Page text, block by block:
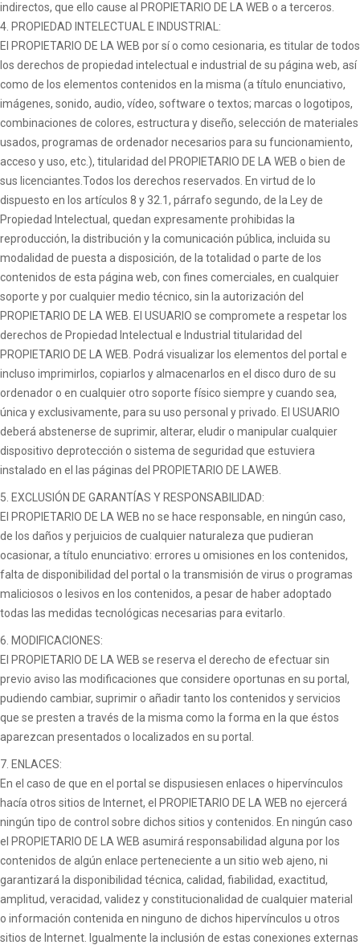
indirectos, que ello cause al PROPIETARIO DE LA WEB o a terceros.
4. PROPIEDAD INTELECTUAL E INDUSTRIAL:
El PROPIETARIO DE LA WEB por sí o como cesionaria, es titular de todos
los derechos de propiedad intelectual e industrial de su página web, así
como de los elementos contenidos en la misma (a título enunciativo,
imágenes, sonido, audio, vídeo, software o textos; marcas o logotipos,
combinaciones de colores, estructura y diseño, selección de materiales
usados, programas de ordenador necesarios para su funcionamiento,
acceso y uso, etc.), titularidad del PROPIETARIO DE LA WEB o bien de
sus licenciantes.Todos los derechos reservados. En virtud de lo
dispuesto en los artículos 8 y 32.1, párrafo segundo, de la Ley de
Propiedad Intelectual, quedan expresamente prohibidas la
reproducción, la distribución y la comunicación pública, incluida su
modalidad de puesta a disposición, de la totalidad o parte de los
contenidos de esta página web, con fines comerciales, en cualquier
soporte y por cualquier medio técnico, sin la autorización del
PROPIETARIO DE LA WEB. El USUARIO se compromete a respetar los
derechos de Propiedad Intelectual e Industrial titularidad del
PROPIETARIO DE LA WEB. Podrá visualizar los elementos del portal e
incluso imprimirlos, copiarlos y almacenarlos en el disco duro de su
ordenador o en cualquier otro soporte físico siempre y cuando sea,
única y exclusivamente, para su uso personal y privado. El USUARIO
deberá abstenerse de suprimir, alterar, eludir o manipular cualquier
dispositivo deprotección o sistema de seguridad que estuviera
instalado en el las páginas del PROPIETARIO DE LAWEB.
5. EXCLUSIÓN DE GARANTÍAS Y RESPONSABILIDAD:
El PROPIETARIO DE LA WEB no se hace responsable, en ningún caso,
de los daños y perjuicios de cualquier naturaleza que pudieran
ocasionar, a título enunciativo: errores u omisiones en los contenidos,
falta de disponibilidad del portal o la transmisión de virus o programas
maliciosos o lesivos en los contenidos, a pesar de haber adoptado
todas las medidas tecnológicas necesarias para evitarlo.
6. MODIFICACIONES:
El PROPIETARIO DE LA WEB se reserva el derecho de efectuar sin
previo aviso las modificaciones que considere oportunas en su portal,
pudiendo cambiar, suprimir o añadir tanto los contenidos y servicios
que se presten a través de la misma como la forma en la que éstos
aparezcan presentados o localizados en su portal.
7. ENLACES:
En el caso de que en el portal se dispusiesen enlaces o hipervínculos
hacía otros sitios de Internet, el PROPIETARIO DE LA WEB no ejercerá
ningún tipo de control sobre dichos sitios y contenidos. En ningún caso
el PROPIETARIO DE LA WEB asumirá responsabilidad alguna por los
contenidos de algún enlace perteneciente a un sitio web ajeno, ni
garantizará la disponibilidad técnica, calidad, fiabilidad, exactitud,
amplitud, veracidad, validez y constitucionalidad de cualquier material
o información contenida en ninguno de dichos hipervínculos u otros
sitios de Internet. Igualmente la inclusión de estas conexiones externas